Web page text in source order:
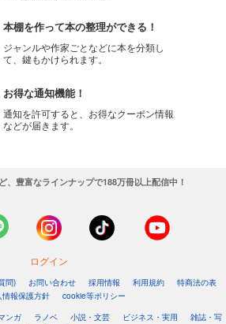
本棚を作って本の整理ができる！
ジャンルや作家ごとなどに本を分類し
て、鍵もかけられます。
お得な通知機能！
通知を許可すると、お得なクーポン情報
などが届きます。
、豊富なラインナップで188万冊以上配信中！
ログイン
問) お問い合わせ 採用情報 利用規約
特商法の表
情報保護方針
cookie等ポリシー
ンガ ラノベ 小説・文芸 ビジネス・実用
雑誌・写